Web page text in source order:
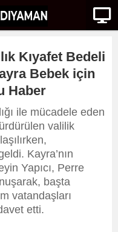
Kıyafet Bedeli
Bebek için
Haber
ile mücadele eden
valilik
Kayra’nın
Yapıcı, Perre
başta
vatandaşları
etti.